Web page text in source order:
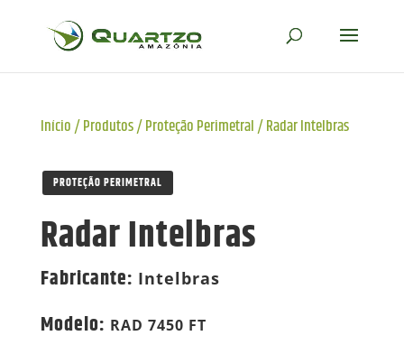
Início/Produtos/Proteção Perimetral/Radar Intelbras
PROTEÇÃO PERIMETRAL
Radar Intelbras
Fabricante: Intelbras
Modelo: RAD 7450 FT